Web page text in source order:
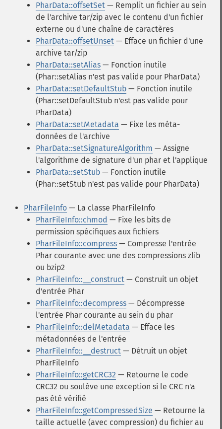
PharData::offsetSet — Remplit un fichier au sein
de l'archive tar/zip avec le contenu d'un fichier
externe ou d'une chaîne de caractères
PharData::offsetUnset — Efface un fichier d'une
archive tar/zip
PharData::setAlias — Fonction inutile
(Phar::setAlias n'est pas valide pour PharData)
PharData::setDefaultStub — Fonction inutile
(Phar::setDefaultStub n'est pas valide pour
PharData)
PharData::setMetadata — Fixe les méta-
données de l'archive
PharData::setSignatureAlgorithm — Assigne
l'algorithme de signature d'un phar et l'applique
PharData::setStub — Fonction inutile
(Phar::setStub n'est pas valide pour PharData)
PharFileInfo — La classe PharFileInfo
PharFileInfo::chmod — Fixe les bits de
permission spécifiques aux fichiers
PharFileInfo::compress — Compresse l'entrée
Phar courante avec une des compressions zlib
ou bzip2
PharFileInfo::__construct — Construit un objet
d'entrée Phar
PharFileInfo::decompress — Décompresse
l'entrée Phar courante au sein du phar
PharFileInfo::delMetadata — Efface les
métadonnées de l'entrée
PharFileInfo::__destruct — Détruit un objet
PharFileInfo
PharFileInfo::getCRC32 — Retourne le code
CRC32 ou soulève une exception si le CRC n'a
pas été vérifié
PharFileInfo::getCompressedSize — Retourne la
taille actuelle (avec compression) du fichier au